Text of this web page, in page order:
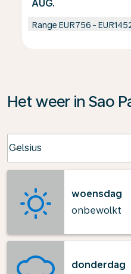
AUG.
Range EUR756 -
Het weer in Sao
Celsius
keyboard_arrow_down
woensdag
onbewolkt
donderdag